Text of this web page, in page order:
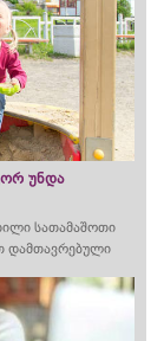
უნდა
სათამაშოთი
დამთავრებული